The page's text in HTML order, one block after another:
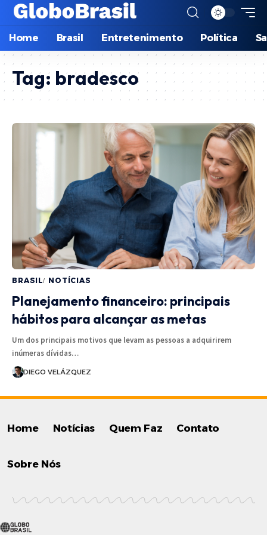
Home Brasil Entretenimento Política
Tag: bradesco
BRASIL NOTÍCIAS
Planejamento financeiro: principais
hábitos para alcançar as metas
Um dos principais motivos que levam as pessoas a adquirirem
inúmeras dívidas…
DIEGO VELÁZQUEZ
Home Notícias Quem Faz Contato
Sobre Nós